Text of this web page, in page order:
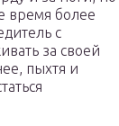
время более
с
за своей
пыхтя и